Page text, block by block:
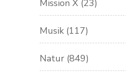
Mission X (23)
Musik (117)
Natur (849)